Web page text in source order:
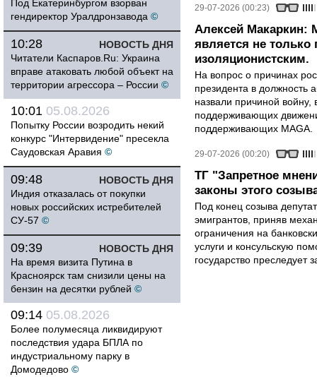
Под Екатеринбургом взорван
гендиректор Уралдронзавода ©
НОВОСТЬ ДНЯ
10:28
Читатели Каспаров.Ru: Украина
вправе атаковать любой объект на
территории агрессора – России ©
10:01 05.08.2026
Попытку России возродить некий
конкурс "Интервидение" пресекла
Саудовская Аравия ©
НОВОСТЬ ДНЯ
09:48
Индия отказалась от покупки
новых российских истребителей
СУ-57 ©
НОВОСТЬ ДНЯ
09:39
На время визита Путина в
Красноярск там снизили цены на
бензин на десятки рублей ©
09:14 05.08.2026
Более полумесяца ликвидируют
последствия удара БПЛА по
индустриальному парку в
Домодедово ©
29-07-2026 (00:23)
Алексей Макаркин:
является не только
изоляционистским.
На вопрос о причинах
президента в должность
назвали причиной войну,
поддерживающих
поддерживающих MAGA.
29-07-2026 (00:20)
ТГ "Запретное
законы этого
Под конец созыва
эмигрантов, приняв
ограничения на
услуги и консульскую
государство преследует